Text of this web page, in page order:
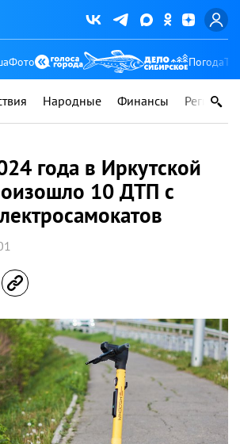
Фото Погода
Народные Финансы Регионы
года в Иркутской
10 ДТП с